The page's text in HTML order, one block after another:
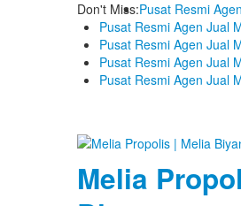
Don't Miss:Pusat Resmi
Pusat Resmi Agen Jual
Pusat Resmi Agen Jual
Pusat Resmi Agen Jual
Pusat Resmi Agen Jual
Melia